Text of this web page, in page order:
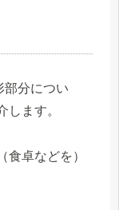
部分につい
します。
食卓などを）